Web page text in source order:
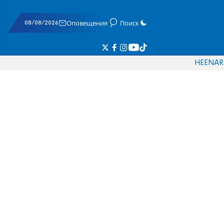
08/08/2026 Оповещения Поиск
HEENAR